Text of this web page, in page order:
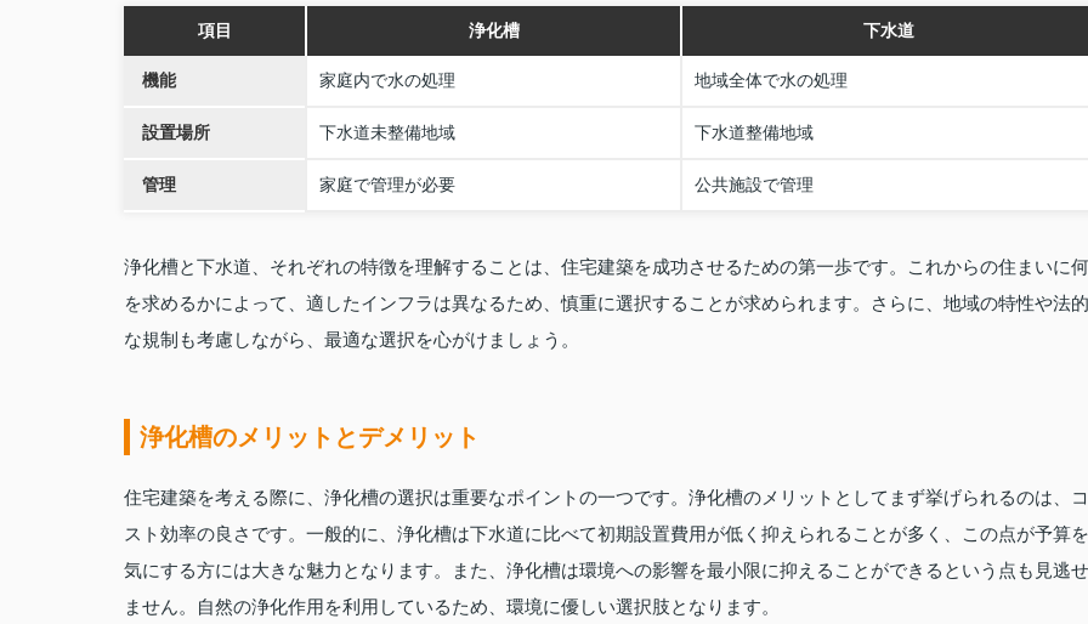
項目 浄化槽 下水道
機能 家庭内で水の処理 地域全体で水の処理
設置場所 下水道未整備地域 下水道整備地域
管理 家庭で管理が必要 公共施設で管理
浄化槽と下水道、それぞれの特徴を理解することは、住宅建築を成功させるための第一歩です。これからの住まいに何
を求めるかによって、適したインフラは異なるため、慎重に選択することが求められます。さらに、地域の特性や法的
な規制も考慮しながら、最適な選択を心がけましょう。
浄化槽のメリットとデメリット
住宅建築を考える際に、浄化槽の選択は重要なポイントの一つです。浄化槽のメリットとしてまず挙げられるのは、コ
スト効率の良さです。一般的に、浄化槽は下水道に比べて初期設置費用が低く抑えられることが多く、この点が予算を
気にする方には大きな魅力となります。また、浄化槽は環境への影響を最小限に抑えることができるという点も見逃せ
ません。自然の浄化作用を利用しているため、環境に優しい選択肢となります。